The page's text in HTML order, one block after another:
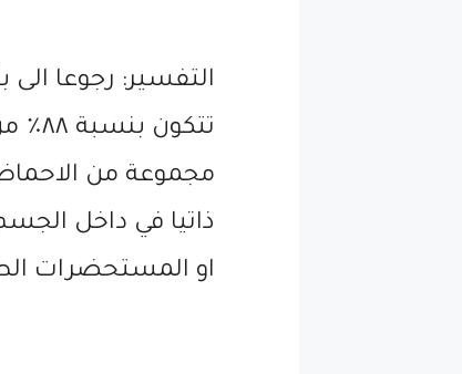
التفسير: رجوعا
مجموعة من
ذاتيا في داخل
او المستحضرات